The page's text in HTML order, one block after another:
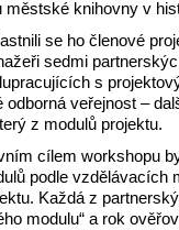
městské knihovny v
se ho členové
sedmi
s
odborná veřejnost –
z modulů projektu.
cílem workshopu
podle vzdělávacích
Každá z
modulu“ a rok